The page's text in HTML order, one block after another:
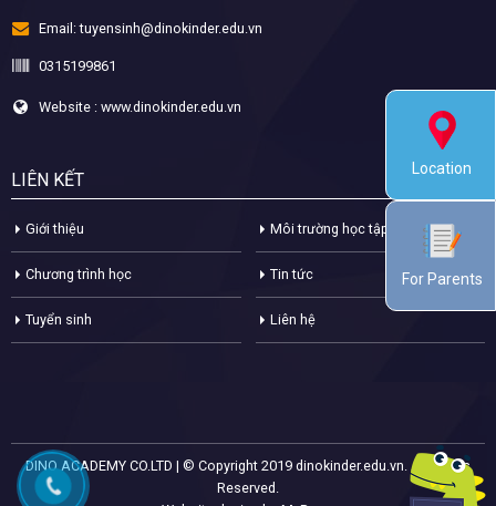
Email: tuyensinh@dinokinder.edu.vn
0315199861
Website : www.dinokinder.edu.vn
LIÊN KẾT
Giới thiệu
Chương trình học
Tuyển sinh
Môi trường học tập
Tin tức
Liên hệ
DINO ACADEMY CO.LTD | © Copyright 2019 dinokinder.edu.vn. All Rights
Reserved.
Location
For Parents